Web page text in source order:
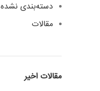
دسته‌بندی نشده
مقالات
مقالات اخیر